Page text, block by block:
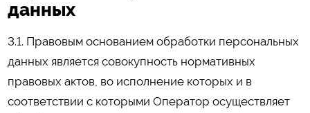
данных
3.1. Правовым основанием обработки персональных
данных является совокупность нормативных
правовых актов, во исполнение которых и в
соответствии с которыми Оператор осуществляет